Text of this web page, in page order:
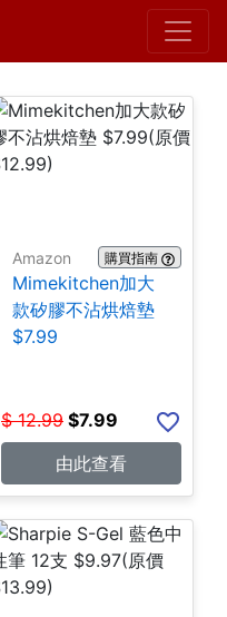
Home
Amazon 購買指南
Mimekitchen加大
款矽膠不沾烘焙墊
$7.99
$ 12.99 $7.99
由此查看